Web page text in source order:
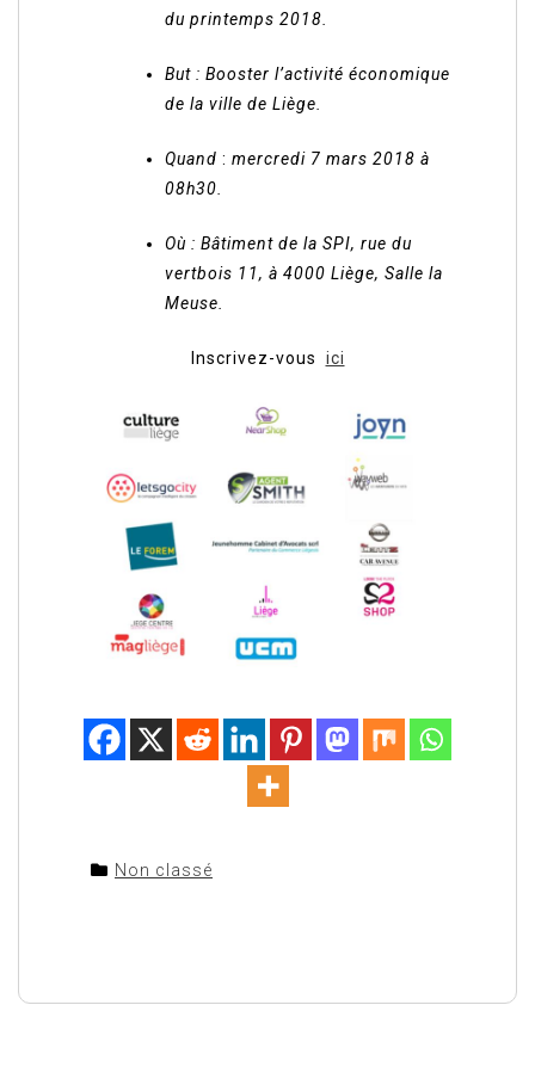
du printemps 2018.
But : Booster l’activité économique
de la ville de Liège.
Quand : mercredi 7 mars 2018 à
08h30.
Où : Bâtiment de la SPI, rue du
vertbois 11, à 4000 Liège, Salle la
Meuse.
Inscrivez-vous ici
Non classé